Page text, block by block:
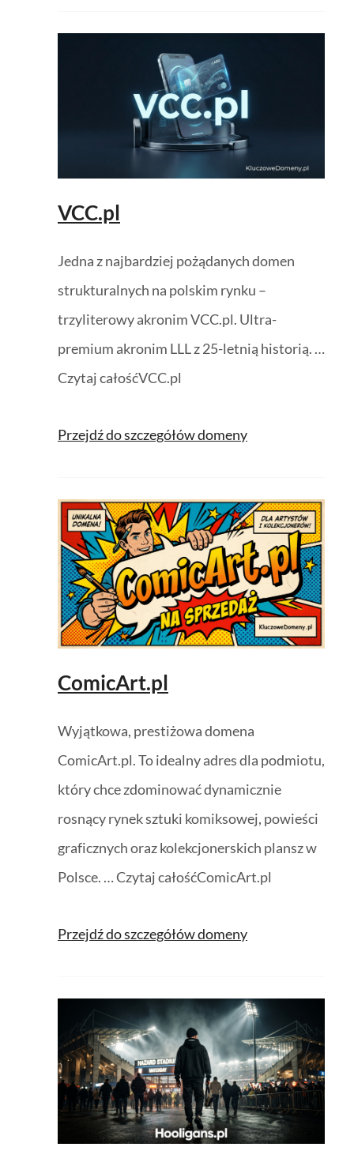
VCC.pl
Jedna z najbardziej pożądanych domen
strukturalnych na polskim rynku –
trzyliterowy akronim VCC.pl. Ultra-
premium akronim LLL z 25-letnią historią. …
Czytaj całośćVCC.pl
Przejdź do szczegółów domeny
ComicArt.pl
Wyjątkowa, prestiżowa domena
ComicArt.pl. To idealny adres dla podmiotu,
który chce zdominować dynamicznie
rosnący rynek sztuki komiksowej, powieści
graficznych oraz kolekcjonerskich plansz w
Polsce. … Czytaj całośćComicArt.pl
Przejdź do szczegółów domeny